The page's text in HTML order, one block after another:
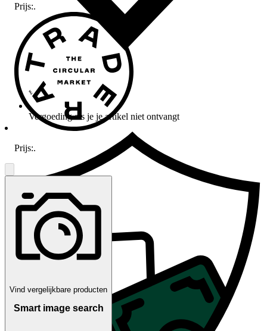
Vergoeding als je je artikel niet ontvangt
Prijs:.
Prijs:.
Vind vergelijkbare producten
Smart image search